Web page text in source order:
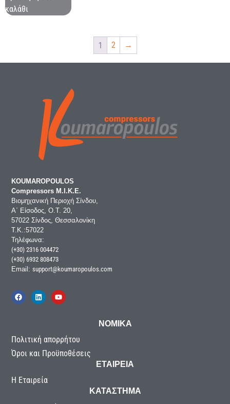
καλάθι
1 2 →
KOUMAROPOULOS
Compressors Μ.Ι.Κ.Ε.
Βιομηχανική Περιοχή Σίνδου,
Α΄ Είσοδος, Ο.Τ. 20,
57022 Σίνδος, Θεσσαλονίκη
Τ.Κ.:57022
Τηλέφωνα:
(+30) 2316 004472
(+30) 6932 808473
Email: support@koumaropoulos.com
ΝΟΜΙΚΑ
Πολιτική απορρήτου
Όροι και Προϋποθέσεις
ΕΤΑΙΡΕΙΑ
Η Εταιρεία
ΚΑΤΑΣΤΗΜΑ